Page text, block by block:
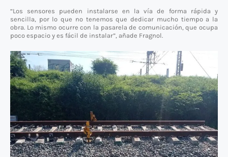
“Los sensores pueden instalarse en la vía de forma rápida y
sencilla, por lo que no tenemos que dedicar mucho tiempo a la
obra. Lo mismo ocurre con la pasarela de comunicación, que ocupa
poco espacio y es fácil de instalar”, añade Fragnol.